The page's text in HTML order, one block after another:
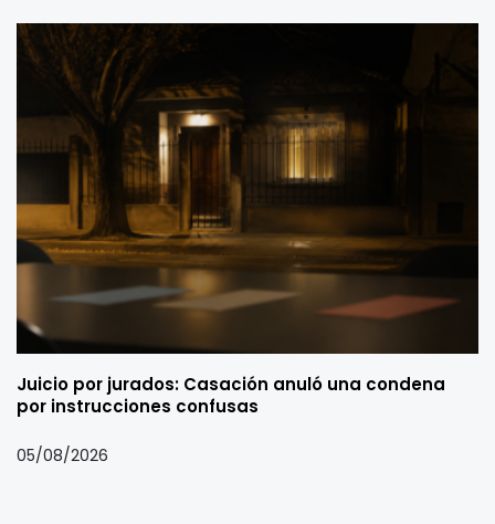
Juicio por jurados: Casación anuló una condena
por instrucciones confusas
05/08/2026